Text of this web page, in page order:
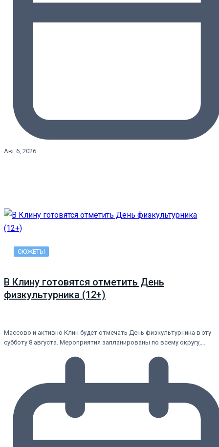
Авг 6, 2026
СЮЖЕТЫ
В Клину готовятся отметить День
физкультурника (12+)
Массово и активно Клин будет отмечать День физкультурника в эту
субботу 8 августа. Мероприятия запланированы по всему округу,…